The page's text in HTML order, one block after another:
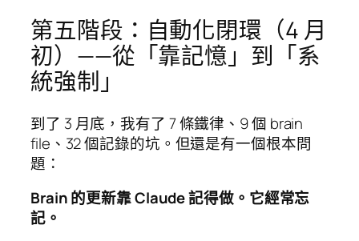
第五階段：自動化閉環（4 月
初）——從「靠記憶」到「系
統強制」
到了 3 月底，我有了 7 條鐵律、9 個 brain
file、32 個記錄的坑。但還是有一個根本問
題：
Brain 的更新靠 Claude 記得做。它經常忘
記。